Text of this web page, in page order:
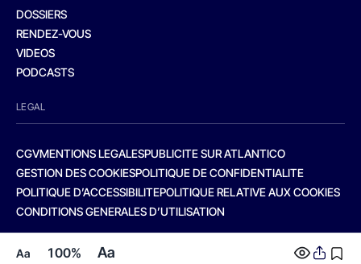
Aa 100% Aa
DOSSIERS
RENDEZ-VOUS
VIDEOS
PODCASTS
LEGAL
CGVMENTIONS LEGALESPUBLICITE SUR ATLANTICO
GESTION DES COOKIESPOLITIQUE DE CONFIDENTIALITE
POLITIQUE D’ACCESSIBILITEPOLITIQUE RELATIVE AUX COOKIES
CONDITIONS GENERALES D’UTILISATION